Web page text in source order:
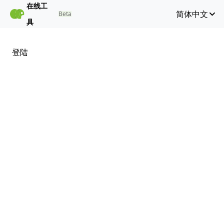
在线工
具
Beta 简体中文
登陆